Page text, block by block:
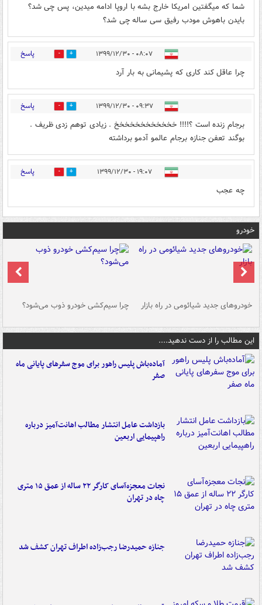
شما که میگفتین امریکا خارج بشه با اروپا ادامه میدین، پس چی شد؟
بایدن باهوش مودب رفیق سی ساله چی شد؟
۰۸:۰۷ - ۱۳۹۹/۱۲/۳۰ 2 پاسخ
چرا عاقل کند کاری که پشیمانی به بار آرد
۰۹:۳۷ - ۱۳۹۹/۱۲/۳۰ 2 پاسخ
برجام زنده است ؟!!!! خخخخخخخخخخخخ . زیادی توهم زدی ظریف .
بوگند تعفن جنازه برجام عالمو آدمو برداشته
۱۹:۰۷ - ۱۳۹۹/۱۲/۳۰ 1 پاسخ
چه عجب
خودرو
خودروهای جدید شیائومی در راه بازار چرا سیم‌کشی خودرو ذوب می‌شود؟
این مطالب را از دست ندهید....
آماده‌باش پلیس راهور برای موج سفرهای پایانی ماه
صفر
بازداشت عامل انتشار مطالب اهانت‌آمیز درباره
راهپیمایی اربعین
نجات معجزه‌آسای کارگر ۲۲ ساله از عمق ۱۵ متری
چاه در تهران
جنازه حمیدرضا رجب‌زاده اطراف تهران کشف شد